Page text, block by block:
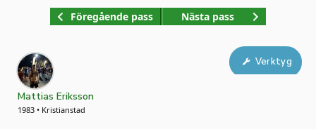
Föregående pass Nästa pass
Mattias Eriksson
1983 • Kristianstad
Verktyg